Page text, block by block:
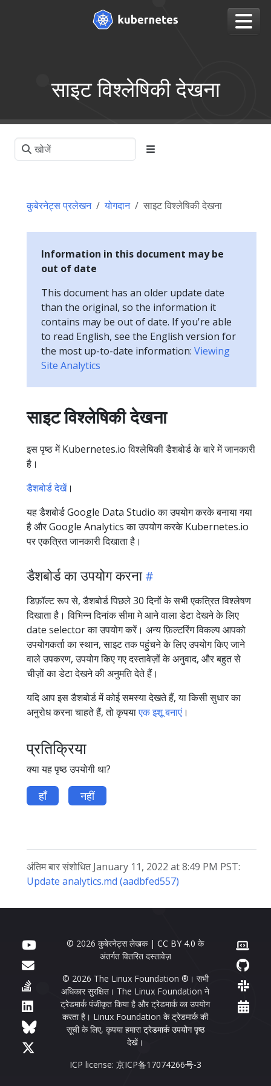
साइट विश्लेषिकी देखना
कुबेरनेट्स प्रलेखन योगदान साइट विश्लेषिकी देखना
Information in this document may be
out of date
This document has an older update date
than the original, so the information it
contains may be out of date. If you're able
to read English, see the English version for
the most up-to-date information: Viewing
Site Analytics
साइट विश्लेषिकी देखना
इस पृष्ठ में Kubernetes.io विश्लेषिकी डैशबोर्ड के बारे में जानकारी
है।
डैशबोर्ड देखें।
यह डैशबोर्ड Google Data Studio का उपयोग करके बनाया गया
है और Google Analytics का उपयोग करके Kubernetes.io
पर एकत्रित जानकारी दिखाता है।
डैशबोर्ड का उपयोग करना
डिफ़ॉल्ट रूप से, डैशबोर्ड पिछले 30 दिनों के सभी एकत्रित विश्लेषण
दिखाता है। विभिन्न दिनांक सीमा मे आने वाला डेटा देखने के लिए
date selector का उपयोग करें। अन्य फ़िल्टरिंग विकल्प आपको
उपयोगकर्ता का स्थान, साइट तक पहुंचने के लिए उपयोग किए जाने
वाले उपकरण, उपयोग किए गए दस्तावेज़ों के अनुवाद, और बहुत से
चीज़ों का डेटा देखने की अनुमति देते हैं।
यदि आप इस डैशबोर्ड में कोई समस्या देखते हैं, या किसी सुधार का
अनुरोध करना चाहते हैं, तो कृपयाएक इशू बनाएं।
प्रतिक्रिया
क्या यह पृष्ठ उपयोगी था?
हाँ नहीं
अंतिम बार संशोधित January 11, 2022 at 8:49 PM PST:
Update analytics.md (aadbfed557)
© 2026 कुबेरनेट्स लेखक |CC BY 4.0 के
अंतर्गत वितरित दस्तावेज़
© 2026 The Linux Foundation ®। सभी
अधिकार सुरक्षित। The Linux Foundation ने
ट्रेडमार्क पंजीकृत किया है और ट्रेडमार्क का उपयोग
करता है। Linux Foundation के ट्रेडमार्क की
सूची के लिए, कृपया हमाराट्रेडमार्क उपयोग पृष्ठ
देखें।
ICP license: 京ICP备17074266号-3